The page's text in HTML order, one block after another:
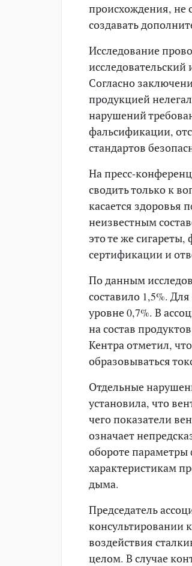
происхождения, не
создавать
Исследование
исследовательский
Согласно
продукцией
нарушений
фальсификации,
стандартов
На пресс-
сводить только к
касается здоровья
неизвестным
это те же
сертификации и
По данным
составило 1,5%.
уровне 0,7%. В
на состав
Кентра отметил,
образовываться
Отдельные
установила, что
чего показатели
означает
обороте
характеристикам
дыма.
Председатель
консультировании
воздействия
целом. В случае